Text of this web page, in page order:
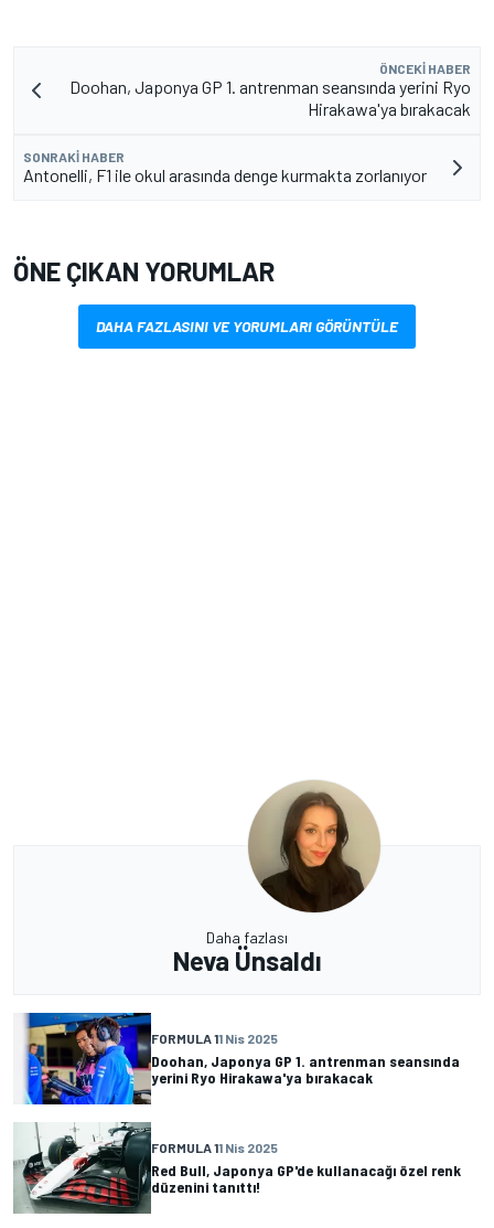
ÖNCEKI HABER
Doohan, Japonya GP 1. antrenman seansında yerini Ryo
Hirakawa'ya bırakacak
SONRAKI HABER
Antonelli, F1 ile okul arasında denge kurmakta zorlanıyor
ÖNE ÇIKAN YORUMLAR
DAHA FAZLASINI VE YORUMLARI GÖRÜNTÜLE
Daha fazlası
Neva Ünsaldı
FORMULA 11 Nis 2025
Doohan, Japonya GP 1. antrenman seansında
yerini Ryo Hirakawa'ya bırakacak
FORMULA 11 Nis 2025
Red Bull, Japonya GP'de kullanacağı özel renk
düzenini tanıttı!